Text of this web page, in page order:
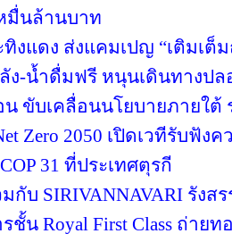
มื่นล้านบาท
งแดง ส่งแคมเปญ “เติมเต็
ง-น้ำดื่มฟรี หนุนเดินทางป
ขับเคลื่อนนโยบายภายใต้
Zero 2050 เปิดเวทีรับฟั
31 ที่ประเทศตุรกี
กับ SIRIVANNAVARI รังส
ชั้น Royal First Class ถ่าย